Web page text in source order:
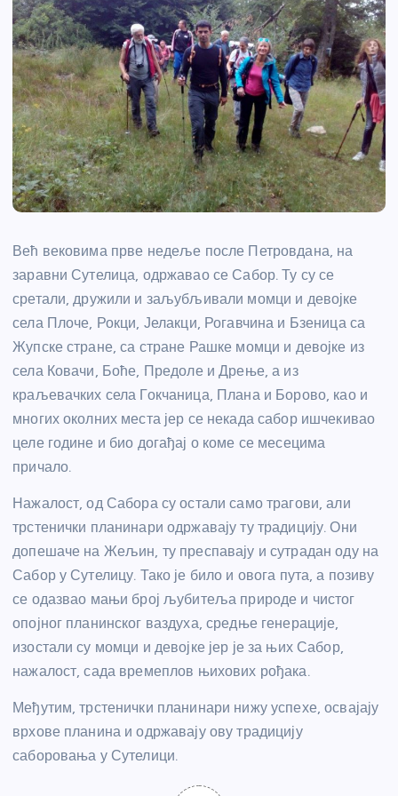
Већ вековима прве недеље после Петровдана, на
заравни Сутелица, одржавао се Сабор. Ту су се
сретали, дружили и заљубљивали момци и девојке
села Плоче, Рокци, Јелакци, Рогавчина и Бзеница са
Жупске стране, са стране Рашке момци и девојке из
села Ковачи, Боће, Предоле и Дрење, а из
краљевачких села Гокчаница, Плана и Борово, као и
многих околних места јер се некада сабор ишчекивао
целе године и био догађај о коме се месецима
причало.
Нажалост, од Сабора су остали само трагови, али
трстенички планинари одржавају ту традицију. Они
допешаче на Жељин, ту преспавају и сутрадан оду на
Сабор у Сутелицу. Тако је било и овога пута, а позиву
се одазвао мањи број љубитеља природе и чистог
опојног планинског ваздуха, средње генерације,
изостали су момци и девојке јер је за њих Сабор,
нажалост, сада времеплов њихових рођака.
Међутим, трстенички планинари нижу успехе, освајају
врхове планина и одржавају ову традицију
саборовања у Сутелици.